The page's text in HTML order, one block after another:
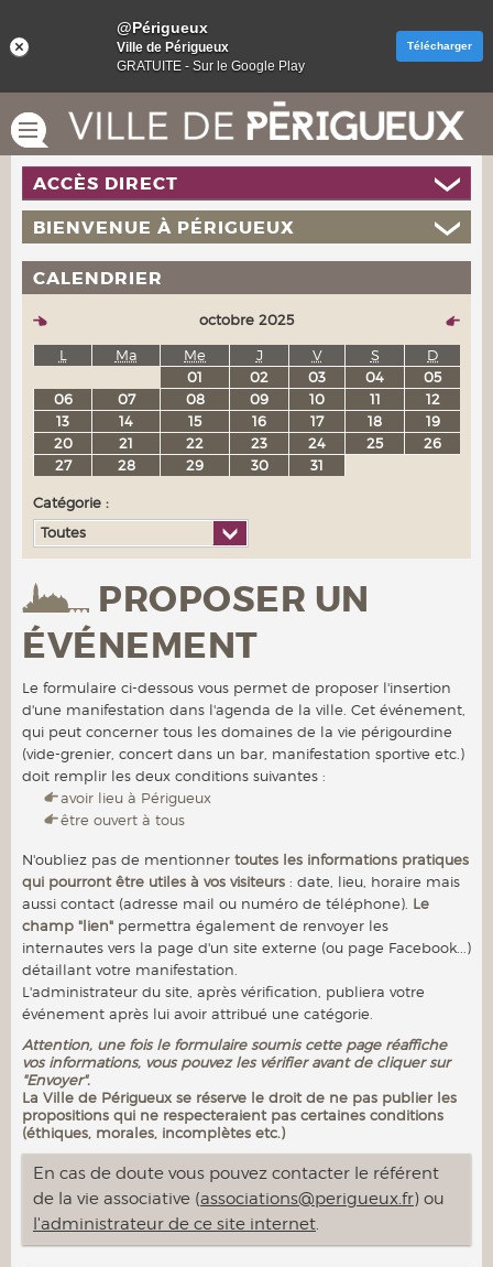
PROPOSER UN
ÉVÉNEMENT
Le formulaire ci-dessous vous permet de proposer l'insertion
d'une manifestation dans l'agenda de la ville. Cet événement,
qui peut concerner tous les domaines de la vie périgourdine
(vide-grenier, concert dans un bar, manifestation sportive etc.)
doit remplir les deux conditions suivantes :
avoir lieu à Périgueux
être ouvert à tous
N'oubliez pas de mentionner toutes les informations pratiques
qui pourront être utiles à vos visiteurs : date, lieu, horaire mais
aussi contact (adresse mail ou numéro de téléphone). Le
champ "lien" permettra également de renvoyer les
internautes vers la page d'un site externe (ou page Facebook...)
détaillant votre manifestation.
L'administrateur du site, après vérification, publiera votre
événement après lui avoir attribué une catégorie.
Attention, une fois le formulaire soumis cette page réaffiche
vos informations, vous pouvez les vérifier avant de cliquer sur
"Envoyer".
La Ville de Périgueux se réserve le droit de ne pas publier les
propositions qui ne respecteraient pas certaines conditions
(éthiques, morales, incomplètes etc.)
En cas de doute vous pouvez contacter le référent
de la vie associative (associations@perigueux.fr) ou
l'administrateur de ce site internet.
ACCÈS DIRECT
BIENVENUE À PÉRIGUEUX
CALENDRIER
octobre 2025
L
Ma Me J V S
D
01
02 03 04
05
06
07 08 09 10 11
12
13
14 15 16 17 18
19
20
21 22 23 24 25
26
27
28 29 30 31
Catégorie :
Toutes
@Périgueux
Ville de Périgueux
GRATUITE - Sur le Google Play
Télécharger